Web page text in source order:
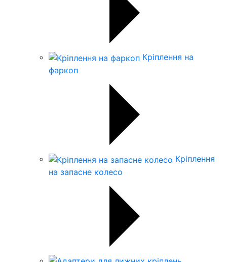
Кріплення на
фаркоп
Кріплення
на запасне колесо